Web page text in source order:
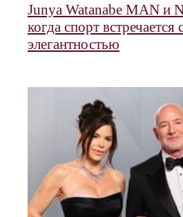
Junya Watanabe MAN и
когда спорт встречается
элегантностью